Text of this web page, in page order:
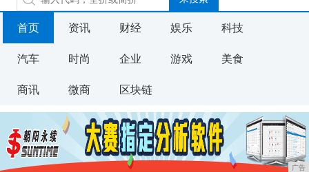
首页 资讯 财经 娱乐 科技
汽车 时尚 企业 游戏 美食
商讯 微商 区块链
广告